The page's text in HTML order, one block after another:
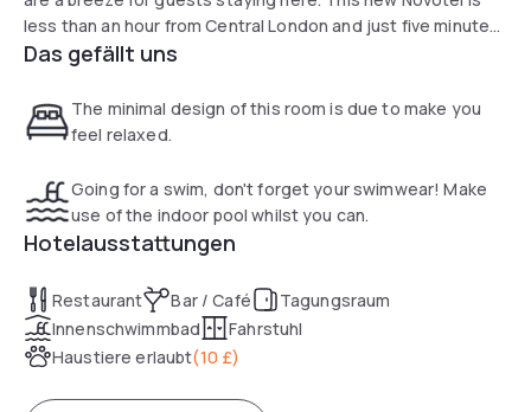
less than an hour from Central London and just five minutes
by train from the excitement of Cambridge city centre.
Cambridge an excellent choice for professional events, with
rooms and suites available to suit every budget.
Das gefällt uns
The minimal design of this room is due to make you
feel relaxed.
Going for a swim, don't forget your swimwear! Make
use of the indoor pool whilst you can.
Hotelausstattungen
Restaurant Bar / Café
Tagungsraum
Innenschwimmbad
Fahrstuhl
Haustiere erlaubt(10 £)